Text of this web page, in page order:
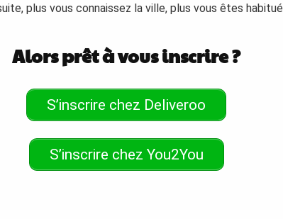
plus vous connaissez la ville, plus vous êtes
Alors prêt à vous inscrire ?
S’inscrire chez Deliveroo
S’inscrire chez You2You